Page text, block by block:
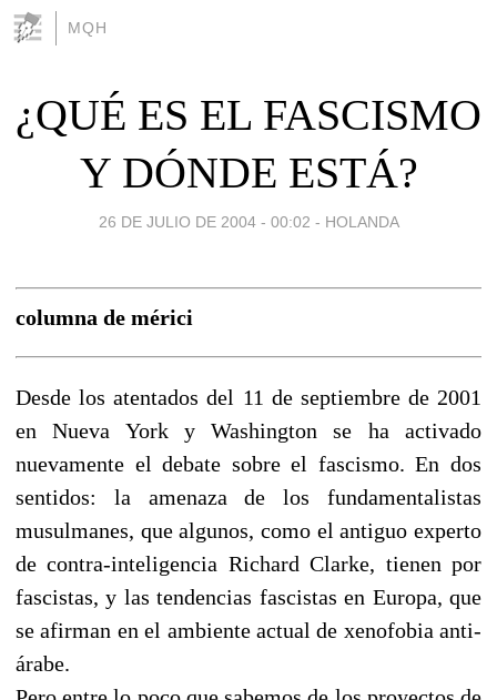
MQH
¿QUÉ ES EL FASCISMO
Y DÓNDE ESTÁ?
26 DE JULIO DE 2004 - 00:02 - HOLANDA
columna de mérici
Desde los atentados del 11 de septiembre de 2001
en Nueva York y Washington se ha activado
nuevamente el debate sobre el fascismo. En dos
sentidos: la amenaza de los fundamentalistas
musulmanes, que algunos, como el antiguo experto
de contra-inteligencia Richard Clarke, tienen por
fascistas, y las tendencias fascistas en Europa, que
se afirman en el ambiente actual de xenofobia anti-
árabe.